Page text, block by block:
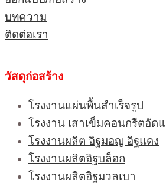
บทความ
ติดต่อเรา
วัสดุก่อสร้าง
โรงงานแผ่นพื้นสำเร็จรูป
โรงงาน เสาเข็มคอนกรีตอัดแ
โรงงานผลิต อิฐมอญ อิฐแดง
โรงงานผลิตอิฐบล็อก
โรงงานผลิตอิฐมวลเบา